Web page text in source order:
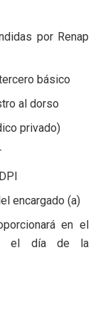
por Renap
básico
al dorso
privado)
encargado (a)
en el
el día de la